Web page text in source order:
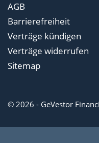
AGB
Barrierefreiheit
Verträge kündigen
Verträge widerrufen
Sitemap
© 2026 - GeVestor